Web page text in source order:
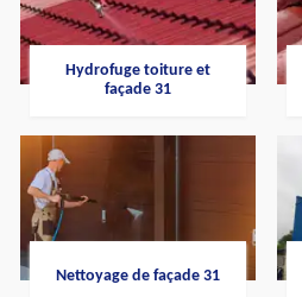
Hydrofuge toiture et
façade 31
Nettoyage de façade 31